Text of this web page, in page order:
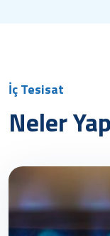
İç Tesisat
Neler